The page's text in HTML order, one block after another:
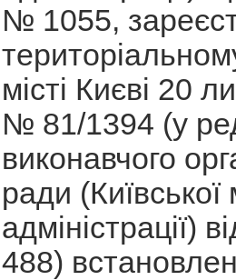
№ 1055,
місті Києві 20
№ 81/1394 (у
виконавчого
ради (Київської
адміністрації)
488)